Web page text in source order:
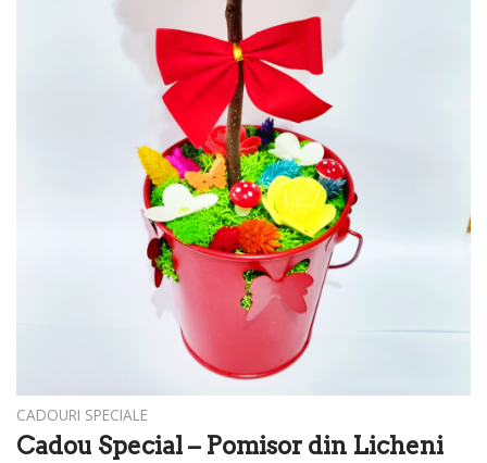
CADOURI SPECIALE
Cadou Special – Pomisor din Licheni